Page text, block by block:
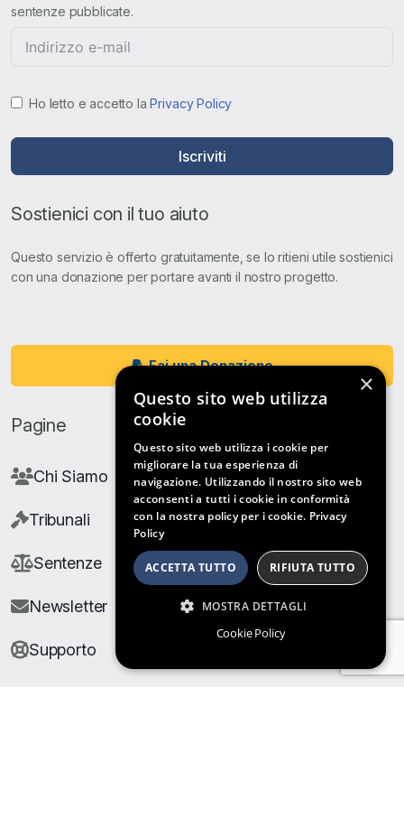
sentenze pubblicate.
Ho letto e accetto laPrivacy Policy
Iscriviti
Sostienici con il tuo aiuto
Questo servizio è offerto gratuitamente, se lo ritieni utile sostienici
con una donazione per portare avanti il nostro progetto.
Fai una Donazione
Pagine
Chi Siamo
Tribunali
Sentenze
Newsletter
Supporto
×
Questo sito web utilizza
cookie
Questo sito web utilizza i cookie per
migliorare la tua esperienza di
navigazione. Utilizzando il nostro sito web
acconsenti a tutti i cookie in conformità
con la nostra policy per i cookie. Privacy
Policy
ACCETTA TUTTO RIFIUTA TUTTO
MOSTRA DETTAGLI
Cookie Policy